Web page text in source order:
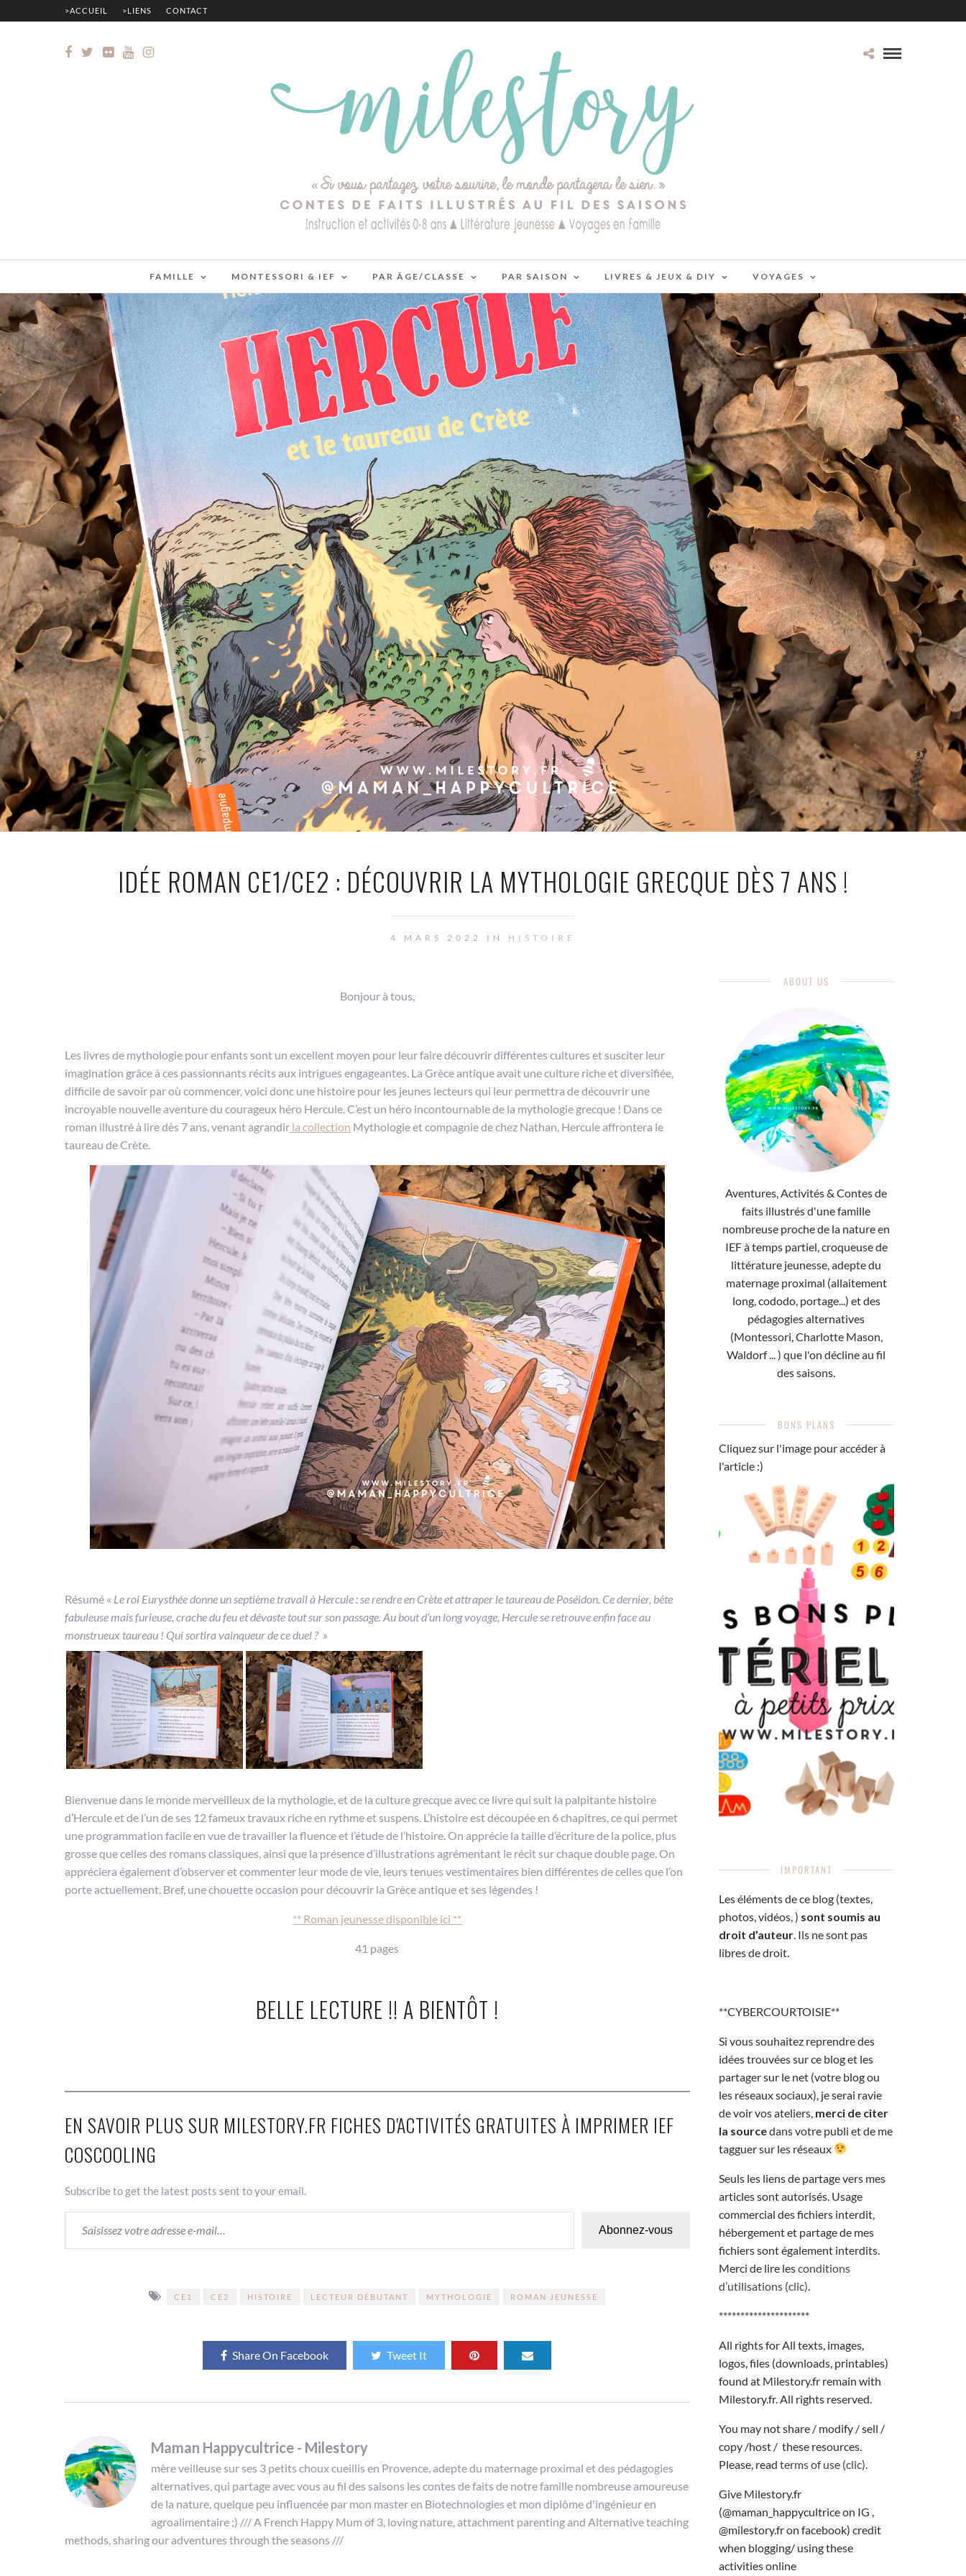
>ACCUEIL >LIENS CONTACT
FAMILLE MONTESSORI & IEF PAR ÂGE/CLASSE PAR SAISON LIVRES & JEUX & DIY VOYAGES
IDÉE ROMAN CE1/CE2 : DÉCOUVRIR LA MYTHOLOGIE GRECQUE DÈS 7 ANS !
4 MARS 2022 IN HISTOIRE
Bonjour à tous,
Les livres de mythologie pour enfants sont un excellent moyen pour leur faire découvrir différentes cultures et susciter leur
imagination grâce à ces passionnants récits aux intrigues engageantes. La Grèce antique avait une culture riche et diversifiée,
difficile de savoir par où commencer, voici donc une histoire pour les jeunes lecteurs qui leur permettra de découvrir une
incroyable nouvelle aventure du courageux héro Hercule. C’est un héro incontournable de la mythologie grecque ! Dans ce
roman illustré à lire dès 7 ans, venant agrandir la collection Mythologie et compagnie de chez Nathan, Hercule affrontera le
taureau de Crète.
Résumé « Le roi Eurysthée donne un septième travail à Hercule : se rendre en Crète et attraper le taureau de Poséidon. Ce dernier, bête
fabuleuse mais furieuse, crache du feu et dévaste tout sur son passage. Au bout d’un long voyage, Hercule se retrouve enfin face au
monstrueux taureau ! Qui sortira vainqueur de ce duel ?»
Bienvenue dans le monde merveilleux de la mythologie, et de la culture grecque avec ce livre qui suit la palpitante histoire
d’Hercule et de l’un de ses 12 fameux travaux riche en rythme et suspens. L’histoire est découpée en 6 chapitres, ce qui permet
une programmation facile en vue de travailler la fluence et l’étude de l’histoire. On apprécie la taille d’écriture de la police, plus
grosse que celles des romans classiques, ainsi que la présence d’illustrations agrémentant le récit sur chaque double page. On
appréciera également d’observer et commenter leur mode de vie, leurs tenues vestimentaires bien différentes de celles que l’on
porte actuellement. Bref, une chouette occasion pour découvrir la Grèce antique et ses légendes !
** Roman jeunesse disponible ici **
41 pages
BELLE LECTURE !! A BIENTÔT !
EN SAVOIR PLUS SUR MILESTORY.FR FICHES D'ACTIVITÉS GRATUITES À IMPRIMER IEF
COSCOOLING
Subscribe to get the latest posts sent to your email.
SAISISSEZ VOTRE ADRESSE E-MAIL…
Abonnez-vous
CE1 CE2 HISTOIRE LECTEUR DÉBUTANT MYTHOLOGIE ROMAN JEUNESSE
Share On Facebook Tweet It
Maman Happycultrice - Milestory
mère veilleuse sur ses 3 petits choux cueillis en Provence, adepte du maternage proximal et des pédagogies
alternatives, qui partage avec vous au fil des saisons les contes de faits de notre famille nombreuse amoureuse
de la nature, quelque peu influencée par mon master en Biotechnologies et mon diplôme d'ingénieur en
agroalimentaire ;) /// A French Happy Mum of 3, loving nature, attachment parenting and Alternative teaching
methods, sharing our adventures through the seasons ///
ABOUT US
Aventures, Activités & Contes de
faits illustrés d'une famille
nombreuse proche de la nature en
IEF à temps partiel, croqueuse de
littérature jeunesse, adepte du
maternage proximal (allaitement
long, cododo, portage...) et des
pédagogies alternatives
(Montessori, Charlotte Mason,
Waldorf ... ) que l'on décline au fil
des saisons.
BONS PLANS
Cliquez sur l'image pour accéder à
l'article :)
IMPORTANT
Les éléments de ce blog (textes,
photos, vidéos, ) sont soumis au
droit d’auteur. Ils ne sont pas
libres de droit.
**CYBERCOURTOISIE**
Si vous souhaitez reprendre des
idées trouvées sur ce blog et les
partager sur le net (votre blog ou
les réseaux sociaux), je serai ravie
de voir vos ateliers,merci de citer
la sourcedans votre publi et de me
tagguer sur les réseaux
Seuls les liens de partage vers mes
articles sont autorisés. Usage
commercial des fichiers interdit,
hébergement et partage de mes
fichiers sont également interdits.
Merci de lire lesconditions
d’utilisations (clic).
*********************
All rights for All texts, images,
logos, files (downloads, printables)
found at Milestory.fr remain with
Milestory.fr. All rights reserved.
You may not share / modify / sell /
copy /host / these resources.
Please, read terms of use (clic).
Give Milestory.fr
(@maman_happycultrice on IG ,
@milestory.fr on facebook) credit
when blogging/ using these
activities online